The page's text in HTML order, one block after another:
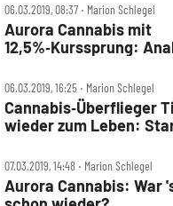
06.03.2019, 08:37 ‧ Marion Schlegel
Aurora Cannabis mit
12,5%‑Kurssprung:
einsteigen?
06.03.2019, 16:25 ‧ Marion Schlegel
Cannabis‑Überflieger
wieder zum Leben:
07.03.2019, 14:48 ‧ Marion Schlegel
Aurora Cannabis: War